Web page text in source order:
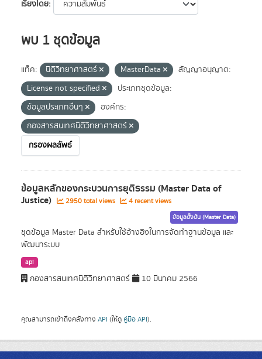
เรียงโดย
พบ 1 ชุดข้อมูล
แท็ค: นิติวิทยาศาสตร์ MasterData
สัญญาอนุญาต:
License not specified
ประเภทชุดข้อมูล:
ข้อมูลประเภทอื่นๆ
องค์กร:
กองสารสนเทศนิติวิทยาศาสตร์
กรองผลลัพธ์
ข้อมูลหลักของกระบวนการยุติธรรม (Master Data of
Justice) 2950 total views 4 recent views
ข้อมูลตั้งต้น (Master Data)
ชุดข้อมูล Master Data สำหรับใช้อ้างอิงในการจัดทำฐานข้อมูล และ
พัฒนาระบบ
api
กองสารสนเทศนิติวิทยาศาสตร์ 10 มีนาคม 2566
คุณสามารถเข้าถึงคลังทาง API (ให้ดู คู่มือ API).